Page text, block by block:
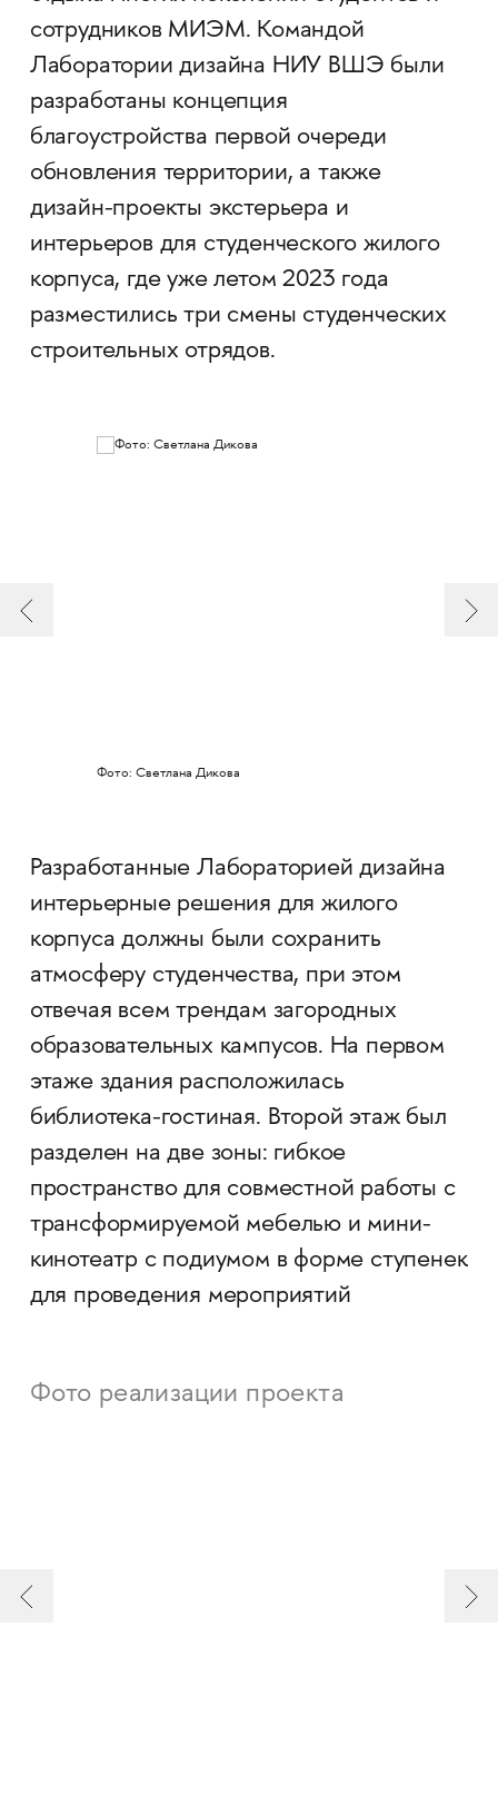
сотрудников МИЭМ. Командой
Лаборатории дизайна НИУ ВШЭ были
разработаны концепция
благоустройства первой очереди
обновления территории, а также
дизайн-проекты экстерьера и
интерьеров для студенческого жилого
корпуса, где уже летом 2023 года
разместились три смены студенческих
строительных отрядов.
Фото: Светлана Дикова
Разработанные Лабораторией дизайна
интерьерные решения для жилого
корпуса должны были сохранить
атмосферу студенчества, при этом
отвечая всем трендам загородных
образовательных кампусов. На первом
этаже здания расположилась
библиотека-гостиная. Второй этаж был
разделен на две зоны: гибкое
пространство для совместной работы с
трансформируемой мебелью и мини-
кинотеатр с подиумом в форме ступенек
для проведения мероприятий
Фото реализации проекта